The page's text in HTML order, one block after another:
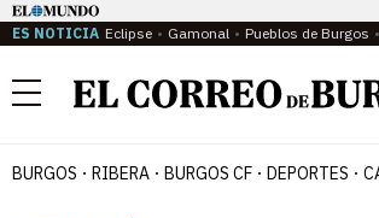
ES NOTICIA Eclipse Gamonal Pueblos de Burgos
Menú
BURGOS RIBERA BURGOS CF DEPORTES